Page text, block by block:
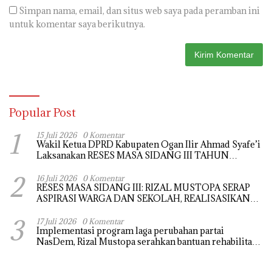
Simpan nama, email, dan situs web saya pada peramban ini
untuk komentar saya berikutnya.
Popular Post
1 15 Juli 2026 0 Komentar
Wakil Ketua DPRD Kabupaten Ogan Ilir Ahmad Syafe’i
Laksanakan RESES MASA SIDANG III TAHUN
Masyarakat
2 16 Juli 2026 0 Komentar
RESES MASA SIDANG III: RIZAL MUSTOPA SERAP
ASPIRASI WARGA DAN SEKOLAH, REALISASIKAN
3 17 Juli 2026 0 Komentar
Implementasi program laga perubahan partai
NasDem, Rizal Mustopa serahkan bantuan rehabilitasi